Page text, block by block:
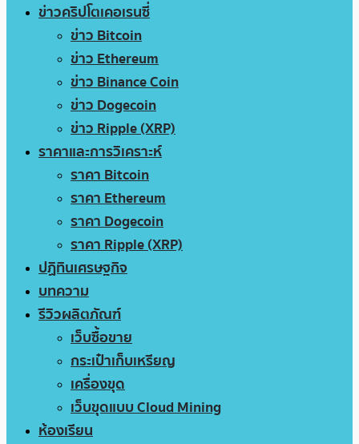
ข่าวคริปโตเคอเรนซี่
ข่าว Bitcoin
ข่าว Ethereum
ข่าว Binance Coin
ข่าว Dogecoin
ข่าว Ripple (XRP)
ราคาและการวิเคราะห์
ราคา Bitcoin
ราคา Ethereum
ราคา Dogecoin
ราคา Ripple (XRP)
ปฏิทินเศรษฐกิจ
บทความ
รีวิวผลิตภัณฑ์
เว็บซื้อขาย
กระเป๋าเก็บเหรียญ
เครื่องขุด
เว็บขุดแบบ Cloud Mining
ห้องเรียน